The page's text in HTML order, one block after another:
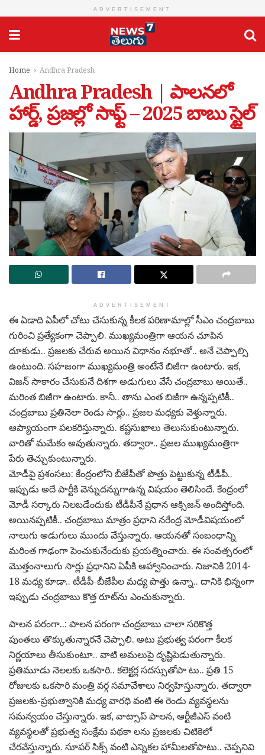
ADVERTISEMENT
Home Andhra Pradesh
Andhra Pradesh | పాలనలో
హార్డ్, ప్రజల్లో సాఫ్ట్ – 2025 బాబు స్టైల్
ADVERTISEMENT
ఈ ఏడాది ఏపీలో చోటు చేసుకున్న కీల‌క ప‌రిణామాల్లో సీఎం చంద్ర‌బాబు
గురించి ప్ర‌త్యేకంగా చెప్పాలి. ముఖ్య‌మంత్రిగా ఆయ‌న చూపిన
దూకుడు.. ప్ర‌జ‌ల‌కు చేరువ అయిన విధానం న‌భూతో.. అనే చెప్పాల్సి
ఉంటుంది. స‌హ‌జంగా ముఖ్య‌మంత్రి అంటేనే బిజీగా ఉంటారు. ఇక‌,
విజ‌న్ సాకారం చేసుకునే దిశ‌గా అడుగులు వేసే చంద్ర‌బాబు అయితే..
మ‌రింత బిజీగా ఉంటారు. కానీ.. తాను ఎంత బిజీగా ఉన్న‌ప్ప‌టికీ..
చంద్ర‌బాబు ప్ర‌తినెలా రెండు సార్లు.. ప్ర‌జ‌ల మ‌ధ్య‌కు వెళ్తున్నారు.
ఆప్యాయంగా ప‌ల‌క‌రిస్తున్నారు. క‌ష్ట‌సుఖాలు తెలుసుకుంటున్నారు.
వారితో మ‌మేకం అవుతున్నారు. త‌ద్వారా.. ప్ర‌జ‌ల ముఖ్య‌మంత్రిగా
పేరు తెచ్చుకుంటున్నారు.
మోడీపై ప్ర‌శంస‌లు: కేంద్రంలోని బీజేపీతో పొత్తు పెట్టుకున్న టీడీపీ..
ఇప్పుడు అదే పార్టీకి వెన్నుద‌న్నుగాఉన్న విష‌యం తెలిసిందే. కేంద్రంలో
మోడీ స‌ర్కారు నిల‌బ‌డేందుకు టీడీపీనే ప్ర‌ధాన ఆక్సిజ‌న్ అందిస్తోంది.
అయిన‌ప్ప‌టికీ.. చంద్ర‌బాబు మాత్రం ప్ర‌ధాని న‌రేంద్ర మోడీవిష‌యంలో
నాలుగు అడుగులు ముందు వేస్తున్నారు. ఆయ‌న‌తో సంబంధాన్ని
మ‌రింత గాఢంగా పెంచుకునేందుకు ప్ర‌య‌త్నించారు. ఈ సంవ‌త్సరంలో
మొత్తంనాలుగు సార్లు ప్ర‌ధానిని ఏపీకి ఆహ్వానించారు. నిజానికి 2014-
18 మ‌ధ్య కూడా.. టీడీపీ-బీజేపీల మ‌ధ్య పొత్తు ఉన్నా.. దానికి భిన్నంగా
ఇప్పుడు చంద్ర‌బాబు కొత్త రూట్‌ను ఎంచుకున్నారు.
పాల‌న ప‌రంగా..: పాల‌న ప‌రంగా చంద్ర‌బాబు చాలా స‌రికొత్త
పుంత‌లు తొక్కుతున్నార‌నే చెప్పాలి. అటు ప్ర‌భుత్వ ప‌రంగా కీల‌క
నిర్ణ‌యాలు తీసుకుంటూ.. వాటి అమ‌లుపై దృష్టిపెడుతున్నారు.
ప్ర‌తిమూడు నెల‌ల‌కు ఒక‌సారి.. క‌లెక్ట‌ర్ల స‌ద‌స్సుతోపా టు.. ప్ర‌తి 15
రోజుల‌కు ఒక‌సారి మంత్రి వ‌ర్గ స‌మావేశాలు నిర్వ‌హిస్తున్నారు. త‌ద్వారా
ప్ర‌జ‌ల‌కు-ప్ర‌భుత్వానికి మ‌ధ్య వార‌ధి వంటి ఈ రెండు వ్య‌వ‌స్థ‌ల‌ను
స‌మ‌న్వ‌యం చేస్తున్నారు. ఇక‌, వాట్సాప్ పాల‌న‌, ఆర్టీజీఎస్ వంటి
వ్య‌వ‌స్థ‌ల‌తో ప్ర‌భుత్వ సంక్షేమ ప‌థ‌కా ల‌ను ప్ర‌జ‌ల‌కు చిటికెలో
చేర‌వేస్తున్నారు. సూప‌ర్ సిక్స్ వంటి ఎన్నిక‌ల హామీల‌తోపాటు.. చెప్ప‌నివి